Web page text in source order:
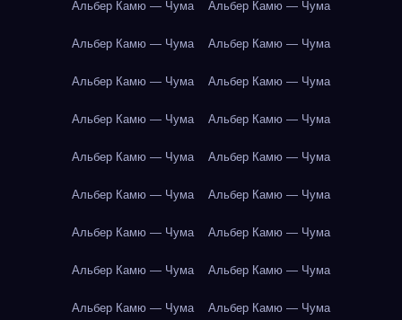
Альбер Камю — Чума Альбер Камю — Чума
Альбер Камю — Чума Альбер Камю — Чума
Альбер Камю — Чума Альбер Камю — Чума
Альбер Камю — Чума Альбер Камю — Чума
Альбер Камю — Чума Альбер Камю — Чума
Альбер Камю — Чума Альбер Камю — Чума
Альбер Камю — Чума Альбер Камю — Чума
Альбер Камю — Чума Альбер Камю — Чума
Альбер Камю — Чума Альбер Камю — Чума